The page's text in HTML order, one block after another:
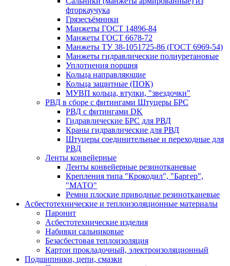
фторкаучука
Грязесъёмники
Манжеты ГОСТ 14896-84
Манжеты ГОСТ 6678-72
Манжеты ТУ 38-1051725-86 (ГОСТ 6969-54)
Манжеты гидравлические полиуретановые
Уплотнения поршня
Кольца направляющие
Кольца защитные (ПОК)
МУВП кольца, втулки, "звездочки"
РВД в сборе с фитингами Штуцеры БРС
РВД с фитингами DK
Гидравлические БРС для РВД
Краны гидравлические для РВД
Штуцеры соединительные и переходные для
РВД
Ленты конвейерные
Ленты конвейерные резинотканевые
Крепления типа "Крокодил", "Баргер",
"МАТО"
Ремни плоские приводные резинотканевые
Асбестотехнические и теплоизоляционные материалы
Паронит
Асбестотехнические изделия
Набивки сальниковые
Безасбестовая теплоизоляция
Картон прокладочный, электроизоляционный
Подшипники, цепи, смазки